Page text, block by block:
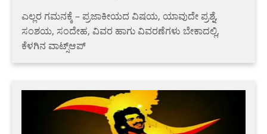
ಎಲ್ಲರ ಗಮನಕ್ಕೆ – ಪ್ರಜಾಕೀಯದ ವಿಷಯ, ಯಾವುದೇ ಪ್ರಶ್ನೆ,
ಸಂಶಯ, ಸಂದೇಹ, ವಿವರ ಹಾಗು ವಿವರಣೆಗಳು ಬೇಕಾದಲ್ಲಿ,
ಕೆಳಗಿನ ವಾಟ್ಸ್ಆಪ್